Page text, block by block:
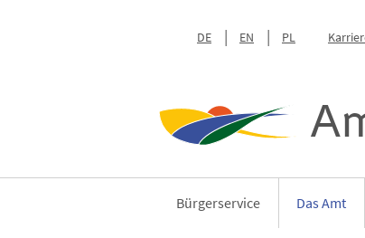
DE EN PL
Bürgerservice Das Amt